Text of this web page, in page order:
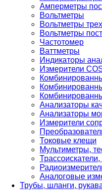
Амперметры
Вольтметры
Вольтметры
Вольтметры
Частотомер
Ваттметры
Индикаторы
Измерители
Анализаторы
Анализаторы
Измерители
Токовые клещи
Мультиметры,
Аналоговые
Трубы, шланги,